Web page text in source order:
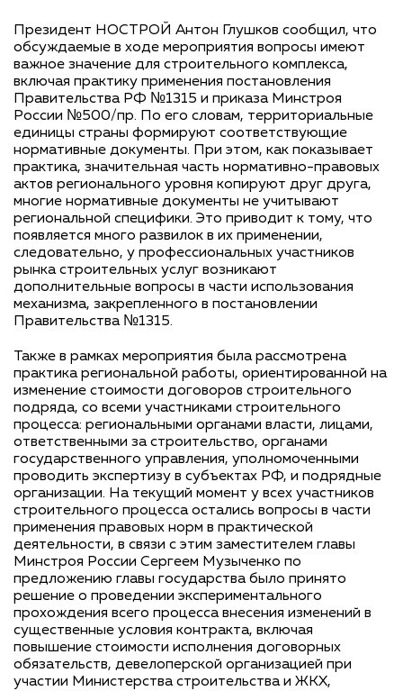
Президент НОСТРОЙ Антон Глушков сообщил, что
обсуждаемые в ходе мероприятия вопросы имеют
важное значение для строительного комплекса,
включая практику применения постановления
Правительства РФ №1315 и приказа Минстроя
России №500/пр. По его словам, территориальные
единицы страны формируют соответствующие
нормативные документы. При этом, как показывает
практика, значительная часть нормативно-правовых
актов регионального уровня копируют друг друга,
многие нормативные документы не учитывают
региональной специфики. Это приводит к тому, что
появляется много развилок в их применении,
следовательно, у профессиональных участников
рынка строительных услуг возникают
дополнительные вопросы в части использования
механизма, закрепленного в постановлении
Правительства №1315.
Также в рамках мероприятия была рассмотрена
практика региональной работы, ориентированной на
изменение стоимости договоров строительного
подряда, со всеми участниками строительного
процесса: региональными органами власти, лицами,
ответственными за строительство, органами
государственного управления, уполномоченными
проводить экспертизу в субъектах РФ, и подрядные
организации. На текущий момент у всех участников
строительного процесса остались вопросы в части
применения правовых норм в практической
деятельности, в связи с этим заместителем главы
Минстроя России Сергеем Музыченко по
предложению главы государства было принято
решение о проведении экспериментального
прохождения всего процесса внесения изменений в
существенные условия контракта, включая
повышение стоимости исполнения договорных
обязательств, девелоперской организацией при
участии Министерства строительства и ЖКХ,